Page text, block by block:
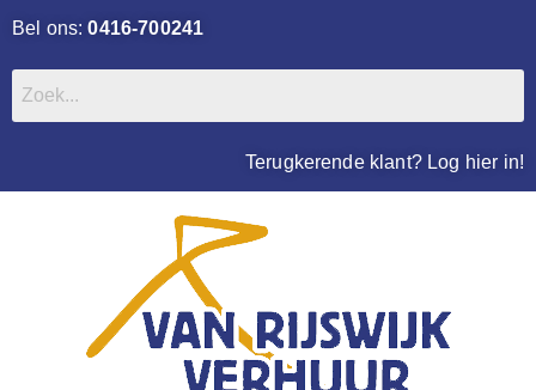
Bel ons:0416-700241
Terugkerende klant? Log hier in!